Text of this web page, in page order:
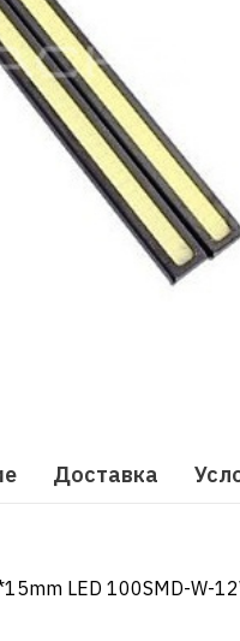
Доставка
LED 100SMD-W-